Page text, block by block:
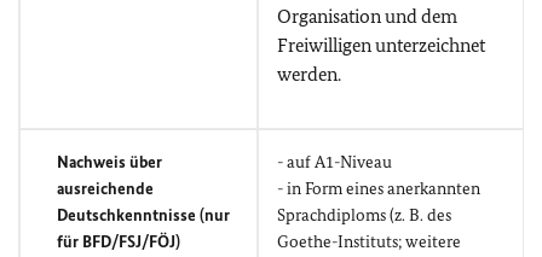
Organisation und dem
Freiwilligen unterzeichnet
werden.
Nachweis über
ausreichende
Deutschkenntnisse (nur
für BFD/FSJ/FÖJ)
- auf A1-Niveau
- in Form eines anerkannten
Sprachdiploms (z. B. des
Goethe-Instituts; weitere